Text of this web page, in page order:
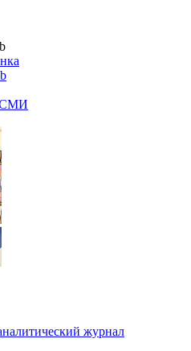
СМИ
журнал